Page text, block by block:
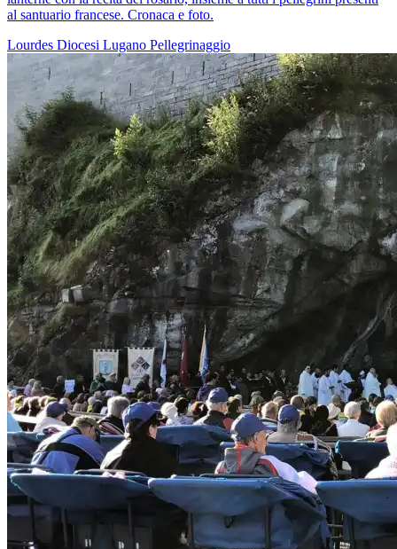
al santuario francese. Cronaca e foto.
Lourdes Diocesi Lugano Pellegrinaggio